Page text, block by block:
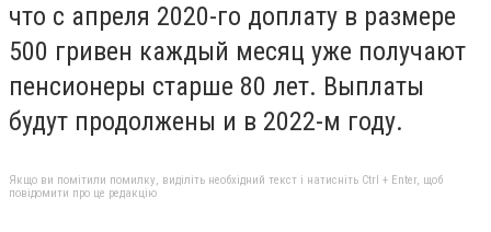
что с апреля 2020-го доплату в размере
500 гривен каждый месяц уже получают
пенсионеры старше 80 лет. Выплаты
будут продолжены и в 2022-м году.
Якщо ви помітили помилку, виділіть необхідний текст і натисніть Ctrl + Enter, щоб
повідомити про це редакцію